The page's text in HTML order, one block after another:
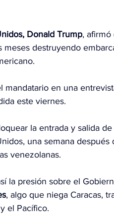
Donald Trump, afirmó
meses destruyendo
mandatario en una
este viernes.
la entrada y salida
una semana
venezolanas.
la presión sobre el
, algo que niega Caracas,
el Pacífico.